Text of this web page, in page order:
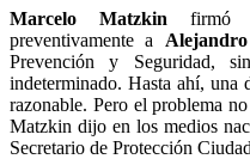
Marcelo Matzkin
preventivamente a
Prevención y Seguridad,
indeterminado. Hasta ahí, una
razonable. Pero el problema
Matzkin dijo en los medios
Secretario de Protección